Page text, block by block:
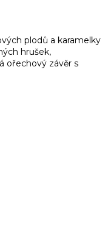
plodů a karamelky
hrušek,
ořechový závěr s